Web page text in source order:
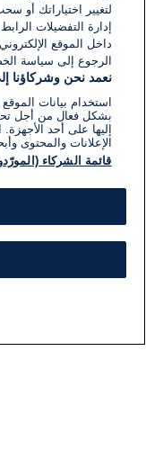
لتغيير اختياراتك
إدارة التفضيلات
داخل الموقع
الرجوع إلى سياسة
نعمد نحن وشركاؤنا
استخدام بيانات
بشكل فعال من أجل
إليها على أحد
الإعلانات والمحتوى
قائمة الشركاء